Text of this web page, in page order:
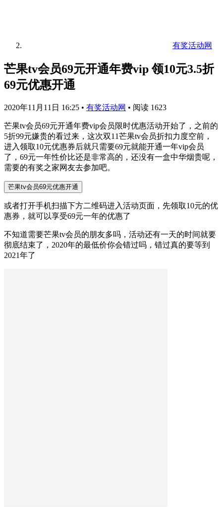
有奖活动网
芒果tv会员69元开通年费vip 领10元3.5折
69元优惠开通
2020年11月11日 16:25 • 有奖活动网 • 阅读 1623
芒果tv会员69元开通年费vip会员限时优惠活动开始了，之前的
5折99元嫌贵的看过来，这次双11芒果tv会员折扣力度空前，
进入领取10元优惠券后就只需要69元就能开通一年vip会员
了，69元一年性价比还是非常高的，还没有一盒中华烟贵呢，
需要的有奖之家网友去参加吧。
芒果tv会员69元优惠开通
或者打开手机扫描下方二维码进入活动页面，先领取10元的优
惠券，就可以享受69元一年的优惠了
不知道需要芒果tv会员的朋友多吗，活动还有一天的时间就要
彻底结束了，2020年的最低价你会错过吗，错过真的要等到
2021年了